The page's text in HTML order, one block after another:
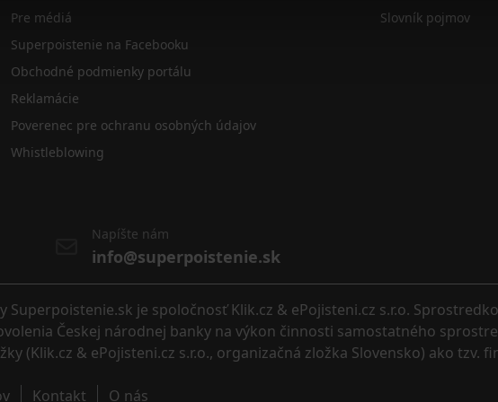
Pre médiá
Superpoistenie na Facebooku
Obchodné podmienky portálu
Reklamácie
Poverenec pre ochranu osobných údajov
Whistleblowing
Slovník pojmov
Napíšte nám
info@superpoistenie.sk
je spoločnosť Klik.cz & ePojisteni.cz s.r.o.
Českej národnej banky na výkon činnosti samostatného
(Klik.cz & ePojisteni.cz s.r.o., organizačná zložka Slovensko) ako
Kontakt O nás